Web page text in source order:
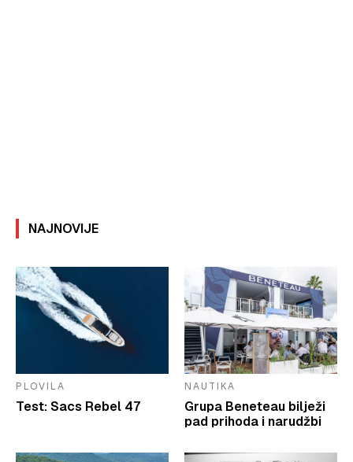
NAJNOVIJE
PLOVILA
Test: Sacs Rebel 47
NAUTIKA
Grupa Beneteau bilježi
pad prihoda i narudžbi